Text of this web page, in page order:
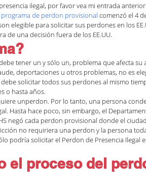
ilegal, por favor vea mi entrada
programa de perdon provisional comenzó el 4
elegible para solicitar sus perdones en los
de una decisión fuera de los EE.UU.
tener un y sólo un, problema que afecta su
deportaciones u otros problemas, no es
solicitar todos sus perdones al mismo
o hasta años.
unperdon. Por lo tanto, una persona
Hasta hace poco, sin embargo, el
negó cada perdon provisional donde el
no requiriera una perdon y la persona
podría solicitar el Perdon de Presencia Ilegal
el proceso del